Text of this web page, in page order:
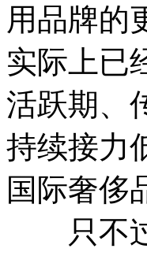
用品牌的
实际上已
活跃期、
持续接力
国际奢侈
只不过